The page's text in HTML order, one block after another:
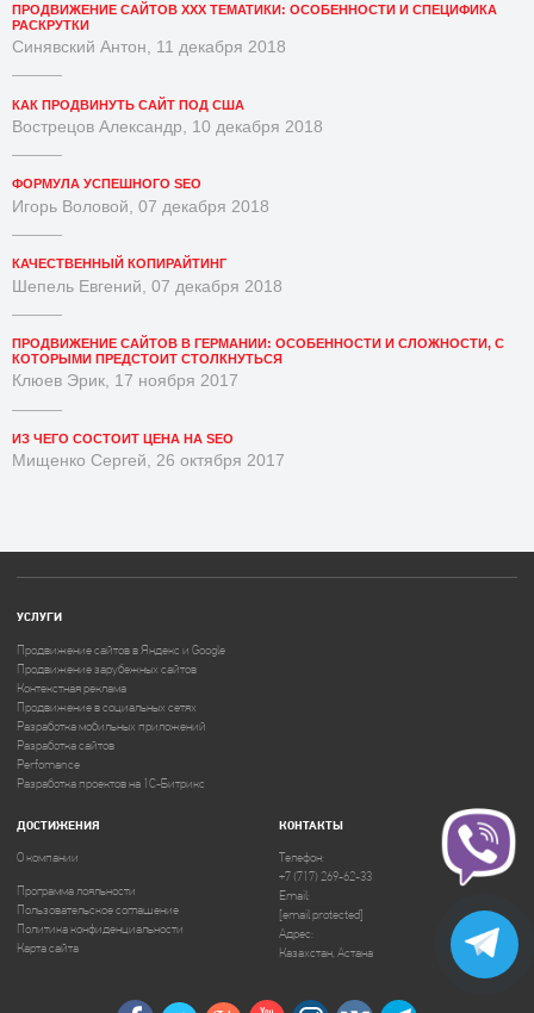
ПРОДВИЖЕНИЕ САЙТОВ XXX ТЕМАТИКИ: ОСОБЕННОСТИ И СПЕЦИФИКА
РАСКРУТКИ
Синявский Антон, 11 декабря 2018
КАК ПРОДВИНУТЬ САЙТ ПОД США
Вострецов Александр, 10 декабря 2018
ФОРМУЛА УСПЕШНОГО SEO
Игорь Воловой, 07 декабря 2018
КАЧЕСТВЕННЫЙ КОПИРАЙТИНГ
Шепель Евгений, 07 декабря 2018
ПРОДВИЖЕНИЕ САЙТОВ В ГЕРМАНИИ: ОСОБЕННОСТИ И СЛОЖНОСТИ, С
КОТОРЫМИ ПРЕДСТОИТ СТОЛКНУТЬСЯ
Клюев Эрик, 17 ноября 2017
ИЗ ЧЕГО СОСТОИТ ЦЕНА НА SEO
Мищенко Сергей, 26 октября 2017
УСЛУГИ
Продвижение сайтов в Яндекс и Google
Продвижение зарубежных сайтов
Контекстная реклама
Продвижение в социальных сетях
Разработка мобильных приложений
Разработка сайтов
Perfomance
Разработка проектов на 1C-Битрикс
ДОСТИЖЕНИЯ
О компании
Программа лояльности
Пользовательское соглашение
Политика конфиденциальности
Карта сайта
КОНТАКТЫ
Телефон:
+7 (717) 269-62-33
Email:
[email protected]
Адрес:
Казахстан, Астана